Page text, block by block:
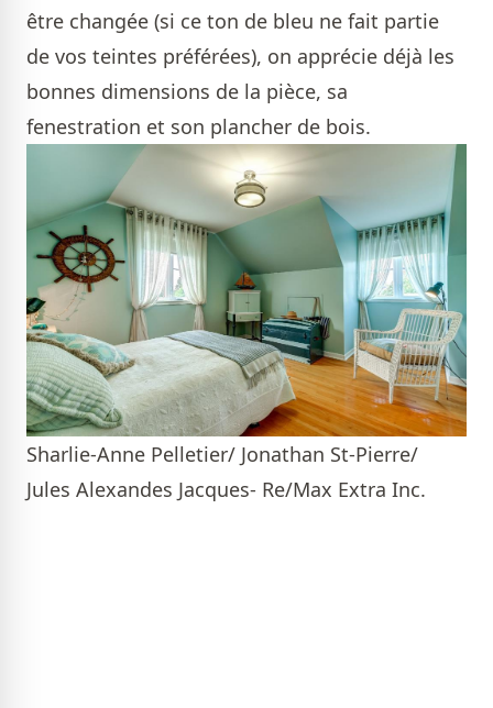
être changée (si ce ton de bleu ne fait partie
de vos teintes préférées), on apprécie déjà les
bonnes dimensions de la pièce, sa
fenestration et son plancher de bois.
Sharlie-Anne Pelletier/ Jonathan St-Pierre/
Jules Alexandes Jacques- Re/Max Extra Inc.